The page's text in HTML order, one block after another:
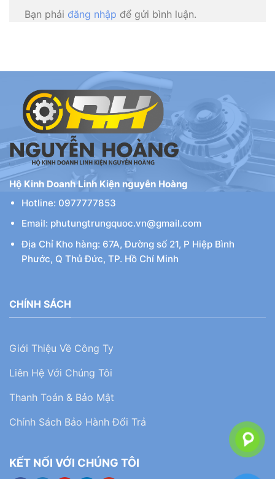
Bạn phải đăng nhập để gửi bình luận.
Hộ Kinh Doanh Linh Kiện nguyễn Hoàng
Hotline: 0977777853
Email: phutungtrungquoc.vn@gmail.com
Địa Chỉ Kho hàng: 67A, Đường số 21, P Hiệp Bình
Phước, Q Thủ Đức, TP. Hồ Chí Minh
CHÍNH SÁCH
Giới Thiệu Về Công Ty
Liên Hệ Với Chúng Tôi
Thanh Toán & Bảo Mật
Chính Sách Bảo Hành Đổi Trả
KẾT NỐI VỚI CHÚNG TÔI